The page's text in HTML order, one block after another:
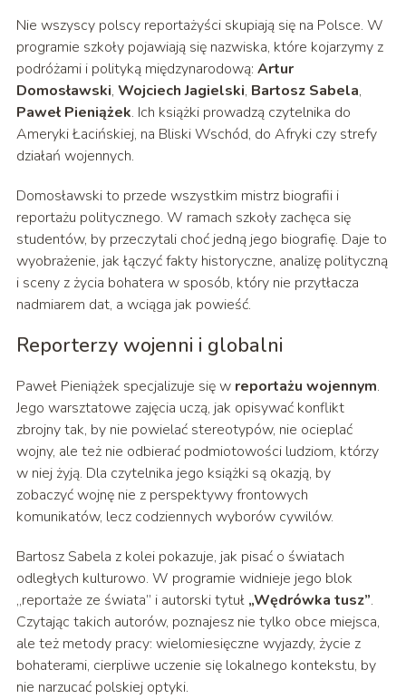
Nie wszyscy polscy reportażyści skupiają się na Polsce. W
programie szkoły pojawiają się nazwiska, które kojarzymy z
podróżami i polityką międzynarodową: Artur
Domosławski, Wojciech Jagielski, Bartosz Sabela,
Paweł Pieniążek. Ich książki prowadzą czytelnika do
Ameryki Łacińskiej, na Bliski Wschód, do Afryki czy strefy
działań wojennych.
Domosławski to przede wszystkim mistrz biografii i
reportażu politycznego. W ramach szkoły zachęca się
studentów, by przeczytali choć jedną jego biografię. Daje to
wyobrażenie, jak łączyć fakty historyczne, analizę polityczną
i sceny z życia bohatera w sposób, który nie przytłacza
nadmiarem dat, a wciąga jak powieść.
Reporterzy wojenni i globalni
Paweł Pieniążek specjalizuje się w reportażu wojennym.
Jego warsztatowe zajęcia uczą, jak opisywać konflikt
zbrojny tak, by nie powielać stereotypów, nie ocieplać
wojny, ale też nie odbierać podmiotowości ludziom, którzy
w niej żyją. Dla czytelnika jego książki są okazją, by
zobaczyć wojnę nie z perspektywy frontowych
komunikatów, lecz codziennych wyborów cywilów.
Bartosz Sabela z kolei pokazuje, jak pisać o światach
odległych kulturowo. W programie widnieje jego blok
„reportaże ze świata” i autorski tytuł „Wędrówka tusz”.
Czytając takich autorów, poznajesz nie tylko obce miejsca,
ale też metody pracy: wielomiesięczne wyjazdy, życie z
bohaterami, cierpliwe uczenie się lokalnego kontekstu, by
nie narzucać polskiej optyki.